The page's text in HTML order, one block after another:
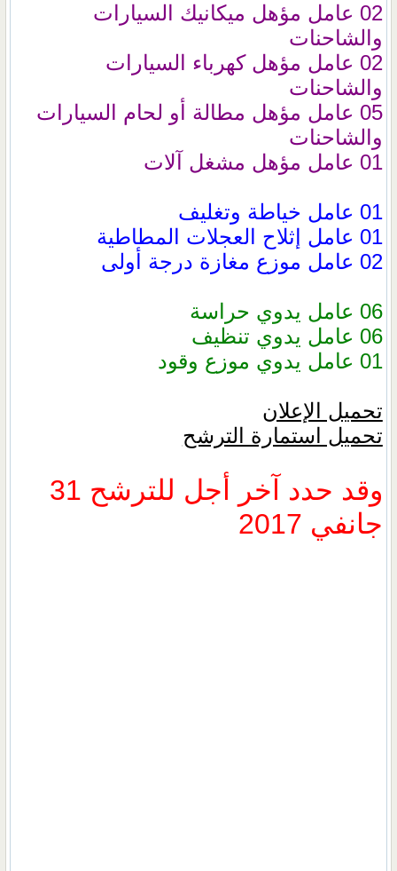
02 عامل مؤهل ميكانيك السيارات
والشاحنات
02 عامل مؤهل كهرباء السيارات
والشاحنات
05 عامل مؤهل مطالة أو لحام السيارات
والشاحنات
01 عامل مؤهل مشغل آلات
01 عامل خياطة وتغليف
01 عامل إثلاح العجلات المطاطية
02 عامل موزع مغازة درجة أولى
06 عامل يدوي حراسة
06 عامل يدوي تنظيف
01 عامل يدوي موزع وقود
تحميل الإعلان
تحميل استمارة الترشح
وقد حدد آخر أجل للترشح 31
جانفي 2017